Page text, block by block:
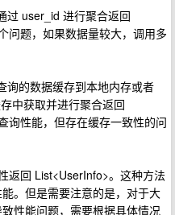
过 user_id 进行聚合返回
问题，如果数据量较大，调用多
询的数据缓存到本地内存或者
中获取并进行聚合返回
询性能，但存在缓存一致性的问
返回 List<UserInfo>。这种方法
。但是需要注意的是，对于大
性能问题，需要根据具体情况